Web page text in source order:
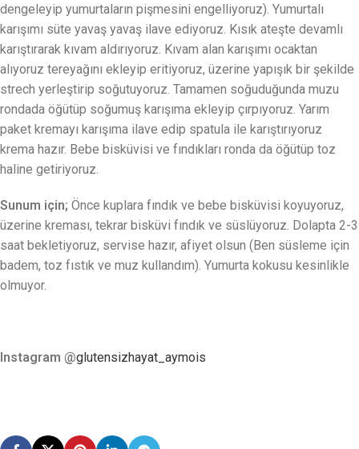
dengeleyip yumurtaların pişmesini engelliyoruz). Yumurtalı
karışımı süte yavaş yavaş ilave ediyoruz. Kısık ateşte devamlı
karıştırarak kıvam aldırıyoruz. Kıvam alan karışımı ocaktan
alıyoruz tereyağını ekleyip eritiyoruz, üzerine yapışık bir şekilde
strech yerleştirip soğutuyoruz. Tamamen soğuduğunda muzu
rondada öğütüp soğumuş karışıma ekleyip çırpıyoruz. Yarım
paket kremayı karışıma ilave edip spatula ile karıştırıyoruz
krema hazır. Bebe bisküvisi ve fındıkları ronda da öğütüp toz
haline getiriyoruz.
Sunum için; Önce kuplara fındık ve bebe bisküvisi koyuyoruz,
üzerine kreması, tekrar bisküvi fındık ve süslüyoruz. Dolapta 2-3
saat bekletiyoruz, servise hazır, afiyet olsun (Ben süsleme için
badem, toz fıstık ve muz kullandım). Yumurta kokusu kesinlikle
olmuyor.
Instagram @glutensizhayat_aymois